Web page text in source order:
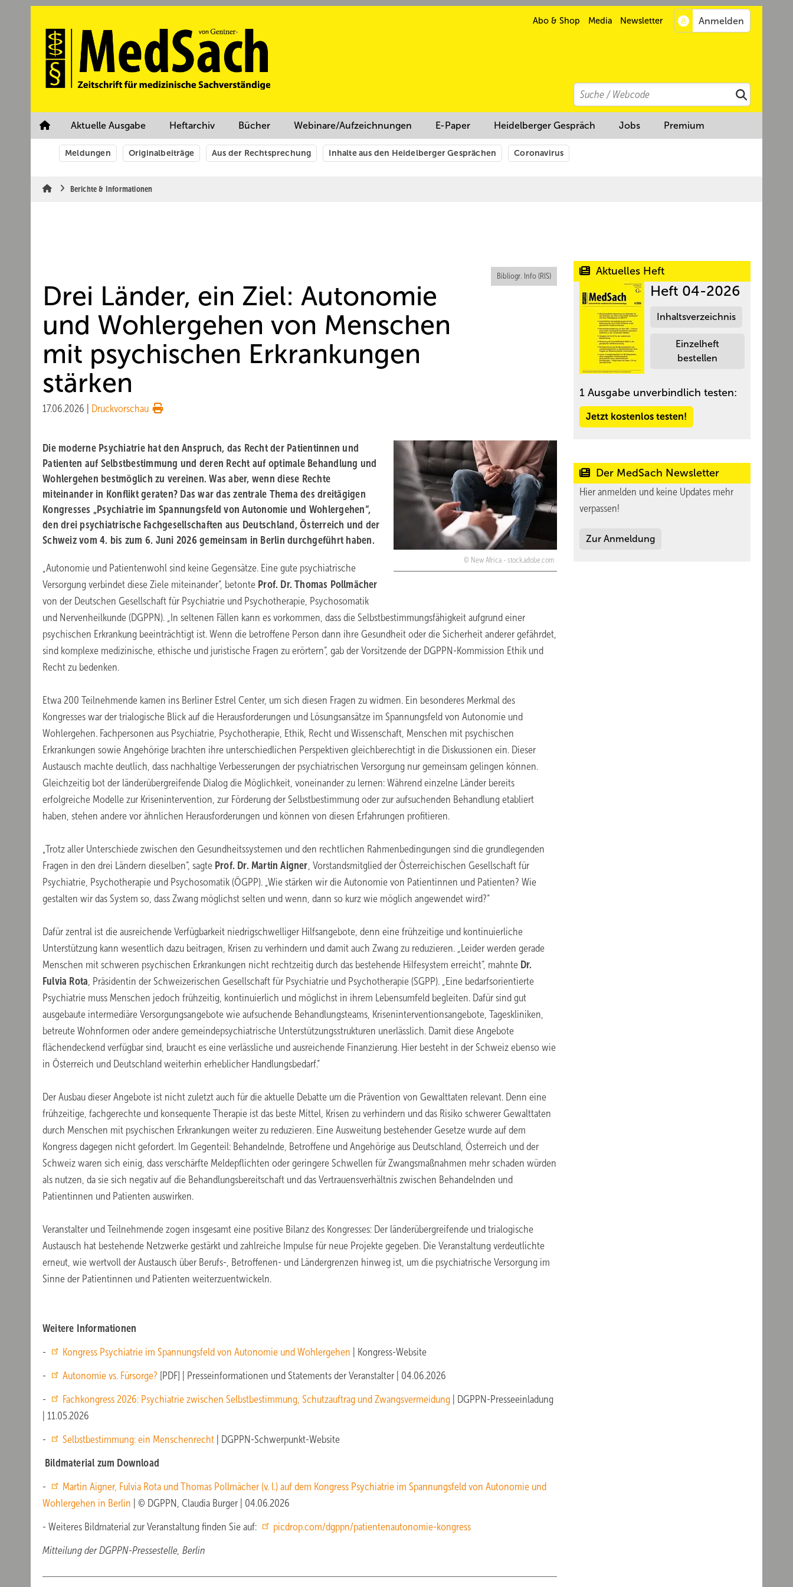
Abo & Shop Media Newsletter
Search
Suchen
Aktuelle Ausgabe Heftarchiv Bücher Webinare/Aufzeichnungen E-Paper Heidelberger Gespräch Jobs Premium
Meldungen Originalbeiträge Aus der Rechtsprechung Inhalte aus den Heidelberger Gesprächen Coronavirus
Berichte & Informationen
Bibliogr. Info (RIS)
Drei Länder, ein Ziel: Autonomie
und Wohlergehen von Menschen
mit psychischen Erkrankungen
stärken
17.06.2026 Druckvorschau
New Africa - stock.adobe.com
Die moderne Psychiatrie hat den Anspruch, das Recht der Patientinnen und
Patienten auf Selbstbestimmung und deren Recht auf optimale Behandlung und
Wohlergehen bestmöglich zu vereinen. Was aber, wenn diese Rechte
miteinander in Konflikt geraten? Das war das zentrale Thema des dreitägigen
Kongresses „Psychiatrie im Spannungsfeld von Autonomie und Wohlergehen“,
den drei psychiatrische Fachgesellschaften aus Deutschland, Österreich und der
Schweiz vom 4. bis zum 6. Juni 2026 gemeinsam in Berlin durchgeführt haben.
„Autonomie und Patientenwohl sind keine Gegensätze. Eine gute psychiatrische
Versorgung verbindet diese Ziele miteinander“, betonte Prof. Dr. Thomas Pollmächer
von der Deutschen Gesellschaft für Psychiatrie und Psychotherapie, Psychosomatik
und Nervenheilkunde (DGPPN). „In seltenen Fällen kann es vorkommen, dass die Selbstbestimmungsfähigkeit aufgrund einer
psychischen Erkrankung beeinträchtigt ist. Wenn die betroffene Person dann ihre Gesundheit oder die Sicherheit anderer gefährdet,
sind komplexe medizinische, ethische und juristische Fragen zu erörtern“, gab der Vorsitzende der DGPPN-Kommission Ethik und
Recht zu bedenken.
Etwa 200 Teilnehmende kamen ins Berliner Estrel Center, um sich diesen Fragen zu widmen. Ein besonderes Merkmal des
Kongresses war der trialogische Blick auf die Herausforderungen und Lösungsansätze im Spannungsfeld von Autonomie und
Wohlergehen. Fachpersonen aus Psychiatrie, Psychotherapie, Ethik, Recht und Wissenschaft, Menschen mit psychischen
Erkrankungen sowie Angehörige brachten ihre unterschiedlichen Perspektiven gleichberechtigt in die Diskussionen ein. Dieser
Austausch machte deutlich, dass nachhaltige Verbesserungen der psychiatrischen Versorgung nur gemeinsam gelingen können.
Gleichzeitig bot der länderübergreifende Dialog die Möglichkeit, voneinander zu lernen: Während einzelne Länder bereits
erfolgreiche Modelle zur Krisenintervention, zur Förderung der Selbstbestimmung oder zur aufsuchenden Behandlung etabliert
haben, stehen andere vor ähnlichen Herausforderungen und können von diesen Erfahrungen profitieren.
„Trotz aller Unterschiede zwischen den Gesundheitssystemen und den rechtlichen Rahmenbedingungen sind die grundlegenden
Fragen in den drei Ländern dieselben“, sagte Prof. Dr. Martin Aigner, Vorstandsmitglied der Österreichischen Gesellschaft für
Psychiatrie, Psychotherapie und Psychosomatik (ÖGPP). „Wie stärken wir die Autonomie von Patientinnen und Patienten? Wie
gestalten wir das System so, dass Zwang möglichst selten und wenn, dann so kurz wie möglich angewendet wird?“
Dafür zentral ist die ausreichende Verfügbarkeit niedrigschwelliger Hilfsangebote, denn eine frühzeitige und kontinuierliche
Unterstützung kann wesentlich dazu beitragen, Krisen zu verhindern und damit auch Zwang zu reduzieren. „Leider werden gerade
Menschen mit schweren psychischen Erkrankungen nicht rechtzeitig durch das bestehende Hilfesystem erreicht“, mahnte Dr.
Fulvia Rota, Präsidentin der Schweizerischen Gesellschaft für Psychiatrie und Psychotherapie (SGPP). „Eine bedarfsorientierte
Psychiatrie muss Menschen jedoch frühzeitig, kontinuierlich und möglichst in ihrem Lebensumfeld begleiten. Dafür sind gut
ausgebaute intermediäre Versorgungsangebote wie aufsuchende Behandlungsteams, Kriseninterventionsangebote, Tageskliniken,
betreute Wohnformen oder andere gemeindepsychiatrische Unterstützungsstrukturen unerlässlich. Damit diese Angebote
flächendeckend verfügbar sind, braucht es eine verlässliche und ausreichende Finanzierung. Hier besteht in der Schweiz ebenso wie
in Österreich und Deutschland weiterhin erheblicher Handlungsbedarf.“
Der Ausbau dieser Angebote ist nicht zuletzt auch für die aktuelle Debatte um die Prävention von Gewalttaten relevant. Denn eine
frühzeitige, fachgerechte und konsequente Therapie ist das beste Mittel, Krisen zu verhindern und das Risiko schwerer Gewalttaten
durch Menschen mit psychischen Erkrankungen weiter zu reduzieren. Eine Ausweitung bestehender Gesetze wurde auf dem
Kongress dagegen nicht gefordert. Im Gegenteil: Behandelnde, Betroffene und Angehörige aus Deutschland, Österreich und der
Schweiz waren sich einig, dass verschärfte Meldepflichten oder geringere Schwellen für Zwangsmaßnahmen mehr schaden würden
als nutzen, da sie sich negativ auf die Behandlungsbereitschaft und das Vertrauensverhältnis zwischen Behandelnden und
Patientinnen und Patienten auswirken.
Veranstalter und Teilnehmende zogen insgesamt eine positive Bilanz des Kongresses: Der länderübergreifende und trialogische
Austausch hat bestehende Netzwerke gestärkt und zahlreiche Impulse für neue Projekte gegeben. Die Veranstaltung verdeutlichte
erneut, wie wertvoll der Austausch über Berufs-, Betroffenen- und Ländergrenzen hinweg ist, um die psychiatrische Versorgung im
Sinne der Patientinnen und Patienten weiterzuentwickeln.
Weitere Informationen
-
Kongress Psychiatrie im Spannungsfeld von Autonomie und Wohlergehen | Kongress-Website
-
Autonomie vs. Fürsorge? [PDF] | Presseinformationen und Statements der Veranstalter | 04.06.2026
-
Fachkongress 2026: Psychiatrie zwischen Selbstbestimmung, Schutzauftrag und Zwangsvermeidung | DGPPN-Presseeinladung
| 11.05.2026
-
Selbstbestimmung: ein Menschenrecht | DGPPN-Schwerpunkt-Website
Bildmaterial zum Download
-
Martin Aigner, Fulvia Rota und Thomas Pollmächer (v. l.) auf dem Kongress Psychiatrie im Spannungsfeld von Autonomie und
Wohlergehen in Berlin | © DGPPN, Claudia Burger | 04.06.2026
- Weiteres Bildmaterial zur Veranstaltung finden Sie auf:
picdrop.com/dgppn/patientenautonomie-kongress
Mitteilung der DGPPN-Pressestelle, Berlin
Aktuelles Heft
Heft 04-2026
Inhaltsverzeichnis
Einzelheft
bestellen
1 Ausgabe unverbindlich testen:
Jetzt kostenlos testen!
Der MedSach Newsletter
Hier anmelden und keine Updates mehr
verpassen!
Zur Anmeldung